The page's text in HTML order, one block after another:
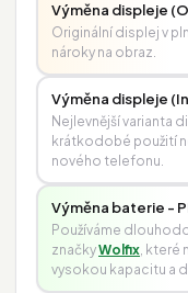
Výměna displeje
Originální displej v
nároky na obraz.
Výměna displeje
Nejlevnější varianta
krátkodobé použití
nového telefonu.
Výměna baterie -
Používáme
značkyWolfix, které
vysokou kapacitu a